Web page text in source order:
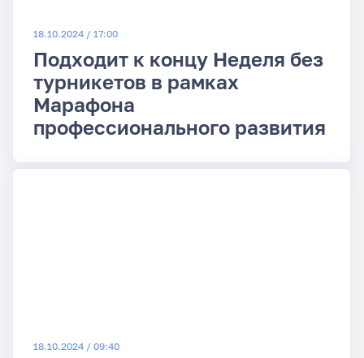
18.10.2024 / 17:00
Подходит к концу Неделя без
турникетов в рамках
Марафона
профессионального развития
18.10.2024 / 09:40